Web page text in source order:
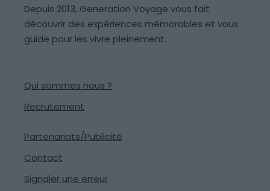
Depuis 2013, Generation Voyage vous fait
découvrir des expériences mémorables et vous
guide pour les vivre pleinement.
Qui sommes nous ?
Recrutement
Partenariats/Publicité
Contact
Signaler une erreur